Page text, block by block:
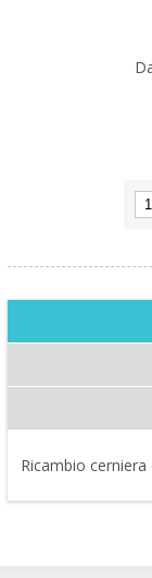
Ricambio